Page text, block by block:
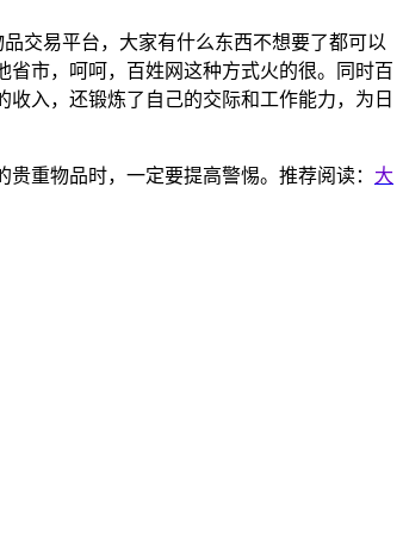
交易平台，大家有什么东西不想要了都可以
市，呵呵，百姓网这种方式火的很。同时百
入，还锻炼了自己的交际和工作能力，为日
重物品时，一定要提高警惕。推荐阅读： 大